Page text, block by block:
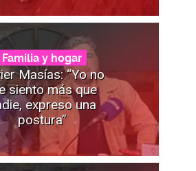
Familia y hogar
Masías: “Yo no
siento más que
expreso una
postura”